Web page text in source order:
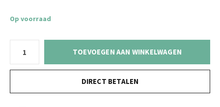
Op voorraad
TOEVOEGEN AAN WINKELWAGEN
DIRECT BETALEN